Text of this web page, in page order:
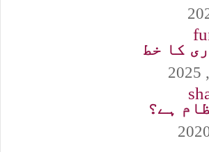
کا خط
ہے؟